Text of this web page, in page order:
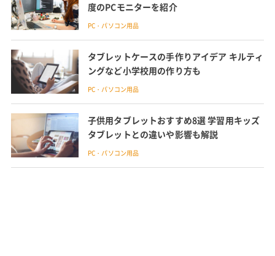
度のPCモニターを紹介
PC・パソコン用品
タブレットケースの手作りアイデア キルティ
ングなど小学校用の作り方も
PC・パソコン用品
子供用タブレットおすすめ8選 学習用キッズ
タブレットとの違いや影響も解説
PC・パソコン用品